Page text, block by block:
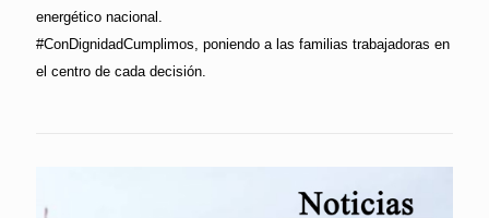
energético nacional.
#ConDignidadCumplimos, poniendo a las familias trabajadoras en
el centro de cada decisión.